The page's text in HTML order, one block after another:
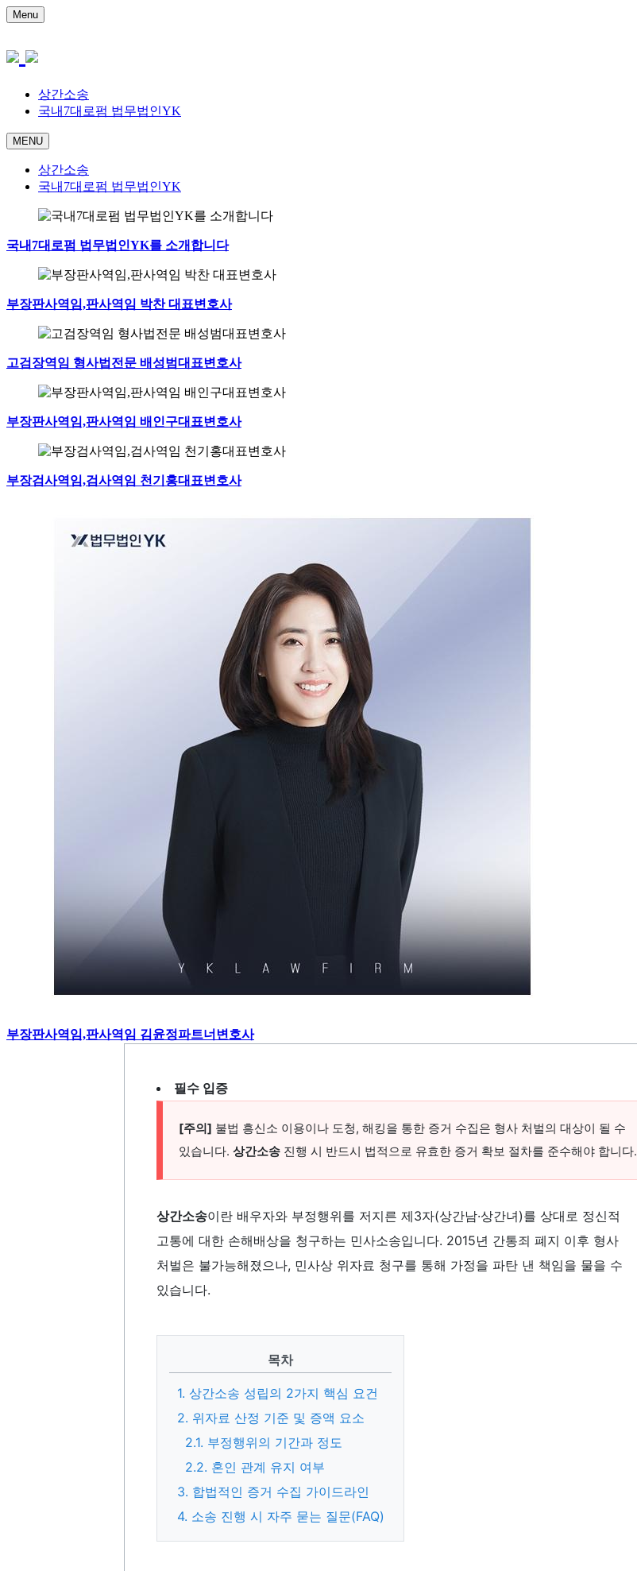
Menu
상간소송
국내7대로펌 법무법인YK
MENU
상간소송
국내7대로펌 법무법인YK
국내7대로펌 법무법인YK를 소개합니다
부장판사역임,판사역임 박찬 대표변호사
고검장역임 형사법전문 배성범대표변호사
부장판사역임,판사역임 배인구대표변호사
부장검사역임,검사역임 천기홍대표변호사
부장판사역임,판사역임 김윤정파트너변호사
필수 입증
[주의] 불법 흥신소 이용이나 도청, 해킹을 통한 증거 수집은 형사 처벌의 대상이 될 수
있습니다. 상간소송 진행 시 반드시 법적으로 유효한 증거 확보 절차를 준수해야 합니다.
상간소송이란 배우자와 부정행위를 저지른 제3자(상간남·상간녀)를 상대로 정신적
고통에 대한 손해배상을 청구하는 민사소송입니다. 2015년 간통죄 폐지 이후 형사
처벌은 불가능해졌으나, 민사상 위자료 청구를 통해 가정을 파탄 낸 책임을 물을 수
있습니다.
목차
1. 상간소송 성립의 2가지 핵심 요건
2. 위자료 산정 기준 및 증액 요소
2.1. 부정행위의 기간과 정도
2.2. 혼인 관계 유지 여부
3. 합법적인 증거 수집 가이드라인
4. 소송 진행 시 자주 묻는 질문(FAQ)